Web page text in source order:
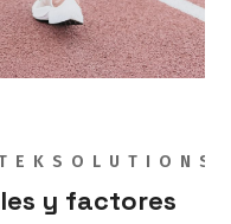
y factores